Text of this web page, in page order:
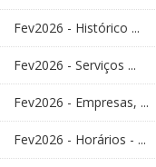
Fev2026 - Histórico ...
Fev2026 - Serviços ...
Fev2026 - Empresas, ...
Fev2026 - Horários - ...